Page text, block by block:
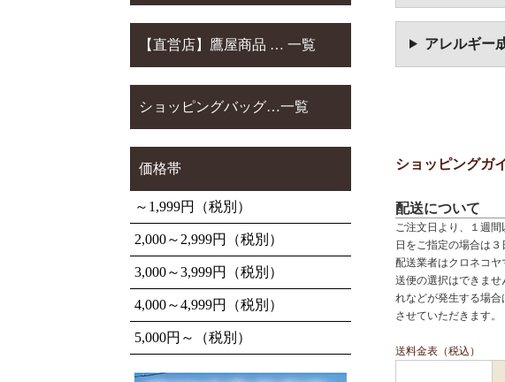
アレルギー
ショッピングガ
配送について
ご注文日より、１週
日をご指定の場合は３
配送業者はクロネコ
送便の選択はできま
れなどが発生する場
させていただきます。
送料金表（税込）
【直営店】鷹屋商品 … 一覧
ショッピングバッグ…一覧
価格帯
～1,999円（税別）
2,000～2,999円（税別）
3,000～3,999円（税別）
4,000～4,999円（税別）
5,000円～（税別）